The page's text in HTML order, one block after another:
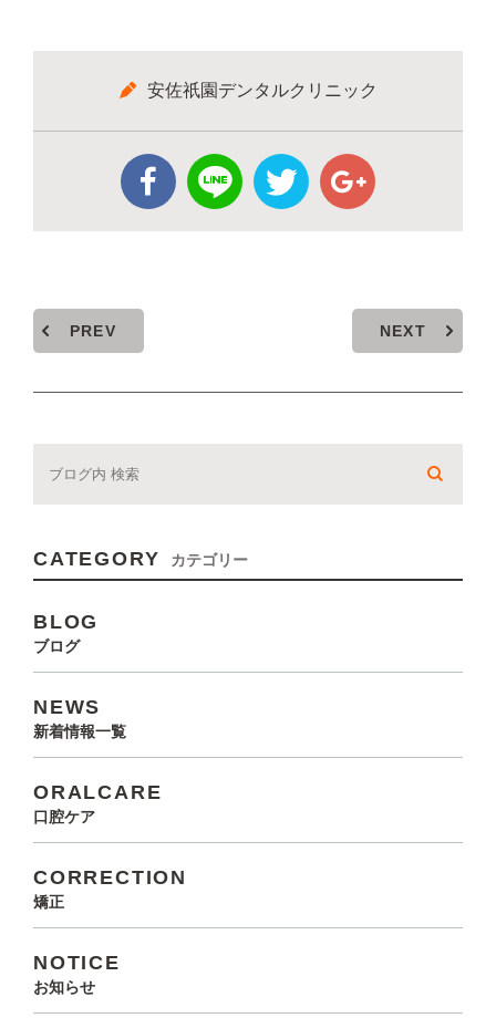
安佐祇園デンタルクリニック
PREV NEXT
CATEGORY カテゴリー
BLOG
ブログ
NEWS
新着情報一覧
ORALCARE
口腔ケア
CORRECTION
矯正
NOTICE
お知らせ